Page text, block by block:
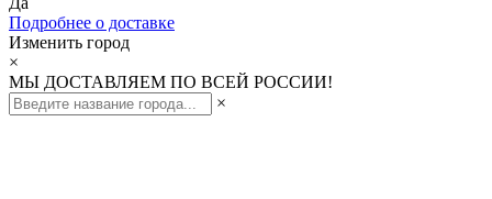
Подробнее о доставке
Изменить город
×
МЫ ДОСТАВЛЯЕМ ПО ВСЕЙ РОССИИ!
×